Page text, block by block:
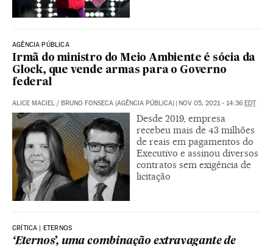
AGÊNCIA PÚBLICA
Irmã do ministro do Meio Ambiente é sócia da
Glock, que vende armas para o Governo
federal
ALICE MACIEL / BRUNO FONSECA (AGÊNCIA PÚBLICA) | NOV 05, 2021 - 14:36 EDT
Desde 2019, empresa
recebeu mais de 43 milhões
de reais em pagamentos do
Executivo e assinou diversos
contratos sem exigência de
licitação
CRÍTICA | ETERNOS
‘Eternos’, uma combinação extravagante de